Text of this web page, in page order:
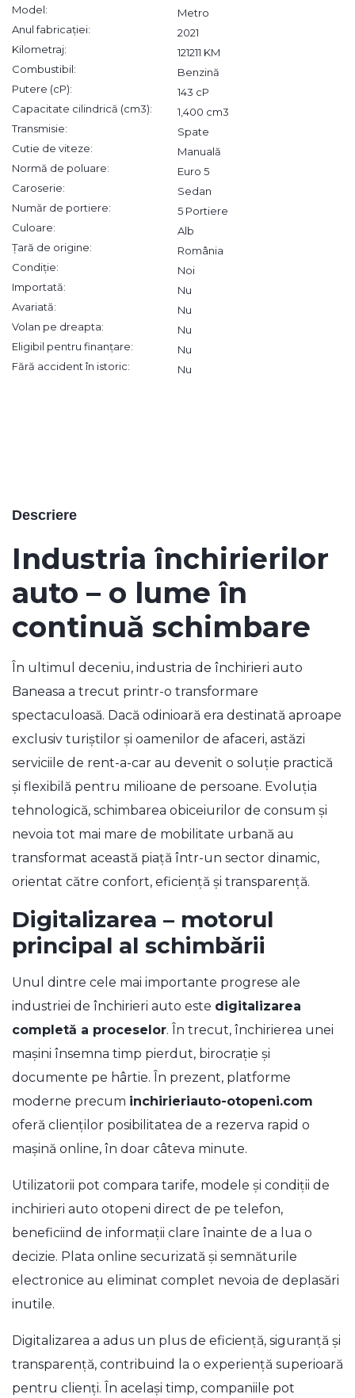
Model:
Metro
Anul fabricației:
2021
Kilometraj:
121211 KM
Combustibil:
Benzină
Putere (cP):
143 cP
Capacitate cilindrică (cm3):
1,400 cm3
Transmisie:
Spate
Cutie de viteze:
Manuală
Normă de poluare:
Euro 5
Caroserie:
Sedan
Număr de portiere:
5 Portiere
Culoare:
Alb
Țară de origine:
România
Condiție:
Noi
Importată:
Nu
Avariată:
Nu
Volan pe dreapta:
Nu
Eligibil pentru finanțare:
Nu
Fără accident în istoric:
Nu
Descriere
Industria închirierilor
auto – o lume în
continuă schimbare
În ultimul deceniu, industria de închirieri auto
Baneasa a trecut printr-o transformare
spectaculoasă. Dacă odinioară era destinată aproape
exclusiv turiștilor și oamenilor de afaceri, astăzi
serviciile de rent-a-car au devenit o soluție practică
și flexibilă pentru milioane de persoane. Evoluția
tehnologică, schimbarea obiceiurilor de consum și
nevoia tot mai mare de mobilitate urbană au
transformat această piață într-un sector dinamic,
orientat către confort, eficiență și transparență.
Digitalizarea – motorul
principal al schimbării
Unul dintre cele mai importante progrese ale
industriei de închirieri auto este digitalizarea
completă a proceselor. În trecut, închirierea unei
mașini însemna timp pierdut, birocrație și
documente pe hârtie. În prezent, platforme
moderne precum inchirieriauto-otopeni.com
oferă clienților posibilitatea de a rezerva rapid o
mașină online, în doar câteva minute.
Utilizatorii pot compara tarife, modele și condiții de
inchirieri auto otopeni direct de pe telefon,
beneficiind de informații clare înainte de a lua o
decizie. Plata online securizată și semnăturile
electronice au eliminat complet nevoia de deplasări
inutile.
Digitalizarea a adus un plus de eficiență, siguranță și
transparență, contribuind la o experiență superioară
pentru clienți. În același timp, companiile pot